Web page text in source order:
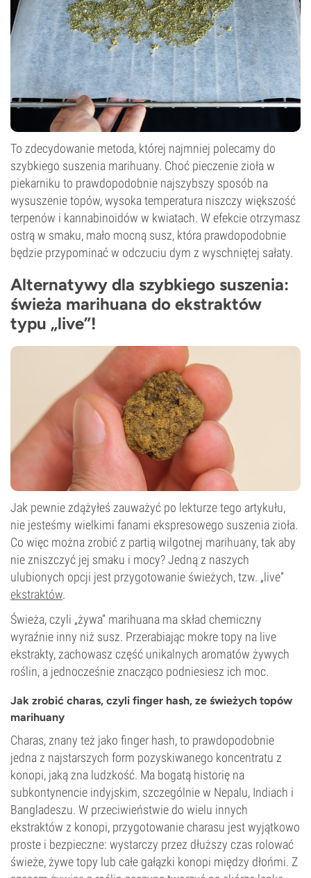
To zdecydowanie metoda, której najmniej polecamy do
szybkiego suszenia marihuany. Choć pieczenie zioła w
piekarniku to prawdopodobnie najszybszy sposób na
wysuszenie topów, wysoka temperatura niszczy większość
terpenów i kannabinoidów w kwiatach. W efekcie otrzymasz
ostrą w smaku, mało mocną susz, która prawdopodobnie
będzie przypominać w odczuciu dym z wyschniętej sałaty.
Alternatywy dla szybkiego suszenia:
świeża marihuana do ekstraktów
typu „live”!
Jak pewnie zdążyłeś zauważyć po lekturze tego artykułu,
nie jesteśmy wielkimi fanami ekspresowego suszenia zioła.
Co więc można zrobić z partią wilgotnej marihuany, tak aby
nie zniszczyć jej smaku i mocy? Jedną z naszych
ulubionych opcji jest przygotowanie świeżych, tzw. „live”
ekstraktów.
Świeża, czyli „żywa” marihuana ma skład chemiczny
wyraźnie inny niż susz. Przerabiając mokre topy na live
ekstrakty, zachowasz część unikalnych aromatów żywych
roślin, a jednocześnie znacząco podniesiesz ich moc.
Jak zrobić charas, czyli finger hash, ze świeżych topów
marihuany
Charas, znany też jako finger hash, to prawdopodobnie
jedna z najstarszych form pozyskiwanego koncentratu z
konopi, jaką zna ludzkość. Ma bogatą historię na
subkontynencie indyjskim, szczególnie w Nepalu, Indiach i
Bangladeszu. W przeciwieństwie do wielu innych
ekstraktów z konopi, przygotowanie charasu jest wyjątkowo
proste i bezpieczne: wystarczy przez dłuższy czas rolować
świeże, żywe topy lub całe gałązki konopi między dłońmi. Z